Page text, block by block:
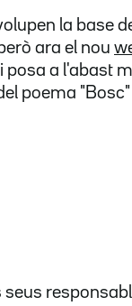
la base
ara el nou
a l'abast
poema "Bosc"